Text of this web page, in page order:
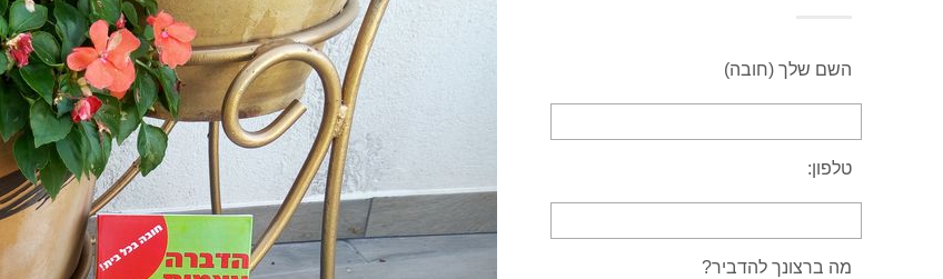
השם שלך (חובה)
טלפון:
מה ברצונך להדביר?